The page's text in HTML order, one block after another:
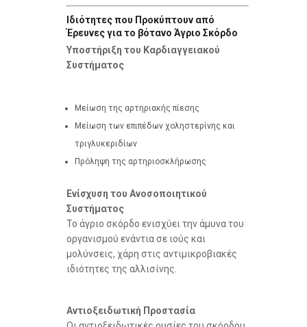
Ιδιότητες που Προκύπτουν από
Έρευνες για το βότανο Άγριο Σκόρδο
Υποστήριξη του Καρδιαγγειακού
Συστήματος
Μείωση της αρτηριακής πίεσης
Μείωση των επιπέδων χοληστερίνης και
τριγλυκεριδίων
Πρόληψη της αρτηριοσκλήρωσης
Ενίσχυση του Ανοσοποιητικού
Συστήματος
Το άγριο σκόρδο ενισχύει την άμυνα του
οργανισμού ενάντια σε ιούς και
μολύνσεις, χάρη στις αντιμικροβιακές
ιδιότητες της αλλισίνης.
Αντιοξειδωτική Προστασία